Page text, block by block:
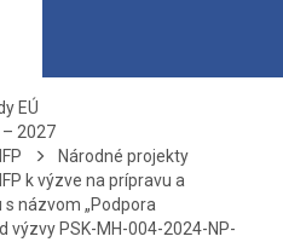
EÚ
2027
Národné projekty
k výzve na prípravu a
názvom „Podpora
výzvy PSK-MH-004-2024-NP-